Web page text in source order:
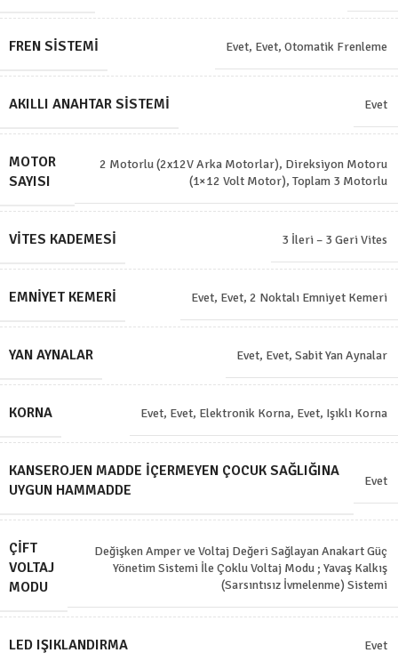
FREN SISTEMI Evet, Evet, Otomatik Frenleme
AKILLI ANAHTAR SISTEMI Evet
MOTOR
SAYISI
2 Motorlu (2x12V Arka Motorlar), Direksiyon Motoru
(1×12 Volt Motor), Toplam 3 Motorlu
VITES KADEMESI 3 İleri – 3 Geri Vites
EMNIYET KEMERI Evet, Evet, 2 Noktalı Emniyet Kemeri
YAN AYNALAR Evet, Evet, Sabit Yan Aynalar
KORNA Evet, Evet, Elektronik Korna, Evet, Işıklı Korna
KANSEROJEN MADDE İÇERMEYEN ÇOCUK SAĞLIĞINA
UYGUN HAMMADDE
Evet
ÇIFT
VOLTAJ
MODU
Değişken Amper ve Voltaj Değeri Sağlayan Anakart Güç
Yönetim Sistemi İle Çoklu Voltaj Modu ; Yavaş Kalkış
(Sarsıntısız İvmelenme) Sistemi
LED IŞIKLANDIRMA Evet